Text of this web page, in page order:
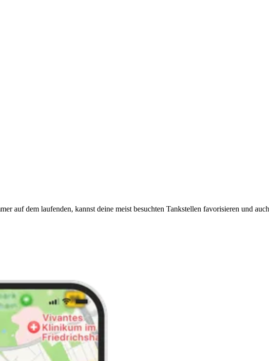
auf dem laufenden, kannst deine meist besuchten Tankstellen favorisieren und